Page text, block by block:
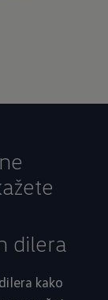
dilera
kako